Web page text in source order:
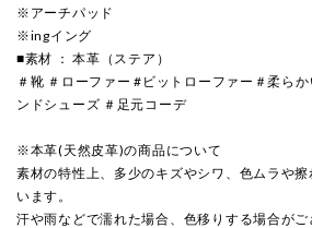
※アーチパッド
※ingイング
■素材 ： 本革（ステア）
＃靴 ＃ローファー #ビットローファー＃柔ら
ンドシューズ ＃足元コーデ
※本革(天然皮革)の商品について
素材の特性上、多少のキズやシワ、色ムラや
います。
汗や雨などで濡れた場合、色移りする場合が